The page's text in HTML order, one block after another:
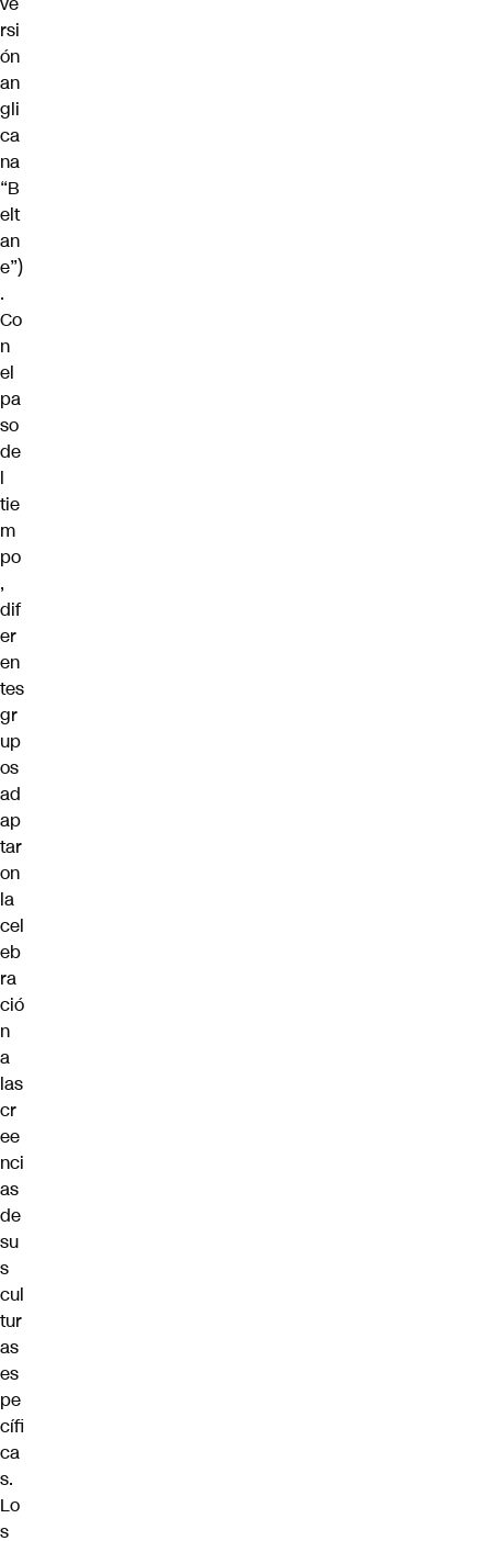
rsi
ón
an
gli
ca
na
“B
elt
an
e”)
.
Co
n
el
pa
so
de
l
tie
m
po
,
dif
er
en
tes
gr
up
os
ad
ap
tar
on
la
cel
eb
ra
ció
n
a
las
cr
ee
nci
as
de
su
s
cul
tur
as
es
pe
cífi
ca
s.
Lo
s